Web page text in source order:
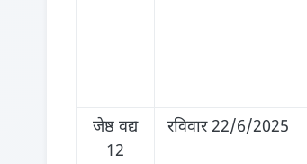
जेष्ठ वद्य
12
रविवार 22/6/2025